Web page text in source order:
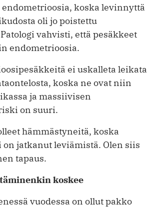
endometrioosia, koska levinnyttä
oli jo poistettu
vahvisti, että pesäkkeet
endometrioosia.
ei uskalleta leikata
koska ne ovat niin
ja massiivisen
on suuri.
hämmästyneitä, koska
jatkanut leviämistä. Olen siis
tapaus.
koskee
vuodessa on ollut pakko